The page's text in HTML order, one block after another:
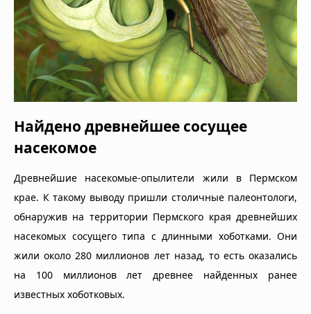
Найдено древнейшее сосущее
насекомое
Древнейшие насекомые-опылители жили в Пермском
крае. К такому выводу пришли столичные палеонтологи,
обнаружив на территории Пермского края древнейших
насекомых сосущего типа с длинными хоботками. Они
жили около 280 миллионов лет назад, то есть оказались
на 100 миллионов лет древнее найденных ранее
известных хоботковых.